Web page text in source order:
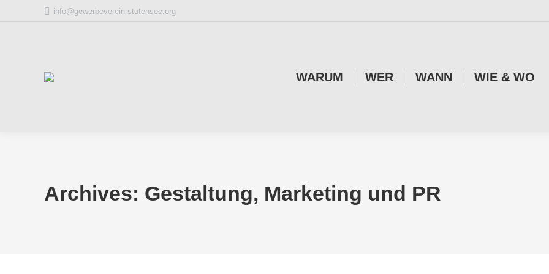
info@gewerbeverein-stutensee.org
WARUM WER WANN WIE & WO
Archives: Gestaltung, Marketing und PR